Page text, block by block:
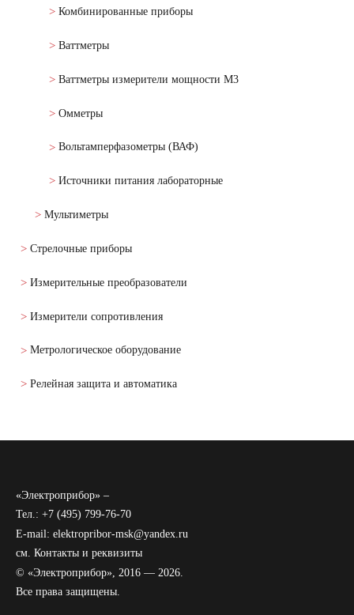
Комбинированные приборы
Ваттметры
Ваттметры измерители мощности М3
Омметры
Вольтамперфазометры (ВАФ)
Источники питания лабораторные
Мультиметры
Стрелочные приборы
Измерительные преобразователи
Измерители сопротивления
Метрологическое оборудование
Релейная защита и автоматика
«Электроприбор» –
Тел.: +7 (495) 799-76-70
E-mail: elektropribor-msk@yandex.ru
см. Контакты и реквизиты
© «Электроприбор», 2016 — 2026.
Все права защищены.